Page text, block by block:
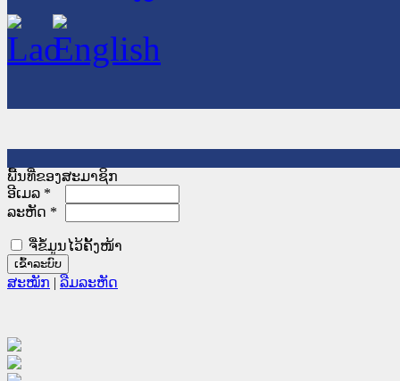
ພື້ນທີ່ຂອງສະມາຊິກ
ອີເມລ *
ລະຫັດ *
ຈື່ຂໍ້ມູນໄວ້ຄັ້ງໜ້າ
ສະໝັກ | ລືມລະຫັດ